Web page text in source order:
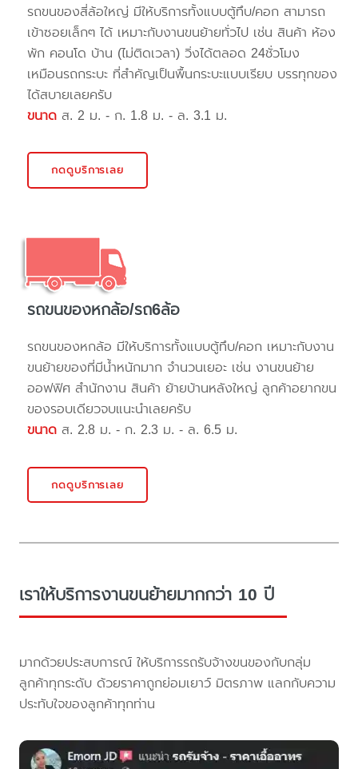
รถขนของสี่ล้อใหญ่ มีให้บริการทั้งแบบตู้ทึบ/คอก สามารถ
เข้าซอยเล็กๆ ได้ เหมาะกับงานขนย้ายทั่วไป เช่น สินค้า ห้อง
พัก คอนโด บ้าน (ไม่ติดเวลา) วิ่งได้ตลอด 24ชั่วโมง
เหมือนรถกระบะ ที่สำคัญเป็นพื้นกระบะแบบเรียบ บรรทุกของ
ได้สบายเลยครับ
ขนาด ส. 2 ม. - ก. 1.8 ม. - ล. 3.1 ม.
กดดูบริการเลย
รถขนของหกล้อ/รถ6ล้อ
รถขนของหกล้อ มีให้บริการทั้งแบบตู้ทึบ/คอก เหมาะกับงาน
ขนย้ายของที่มีน้ำหนักมาก จำนวนเยอะ เช่น งานขนย้าย
ออฟฟิศ สำนักงาน สินค้า ย้ายบ้านหลังใหญ่ ลูกค้าอยากขน
ของรอบเดียวจบแนะนำเลยครับ
ขนาด ส. 2.8 ม. - ก. 2.3 ม. - ล. 6.5 ม.
กดดูบริการเลย
เราให้บริการงานขนย้ายมากกว่า 10 ปี
มากด้วยประสบการณ์ ให้บริการรถรับจ้างขนของกับกลุ่ม
ลูกค้าทุกระดับ ด้วยราคาถูกย่อมเยาว์ มิตรภาพ แลกกับความ
ประทับใจของลูกค้าทุกท่าน